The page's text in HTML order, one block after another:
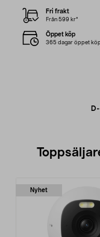
Fri frakt
Från 599 kr*
Öppet köp
365 dagar öppet köp
Nyhet